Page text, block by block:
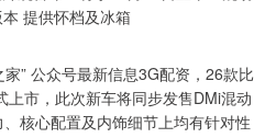
” 公众号最新信息3G配资，26款比
市，此次新车将同步发售DMi混动
核心配置及内饰细节上均有针对性